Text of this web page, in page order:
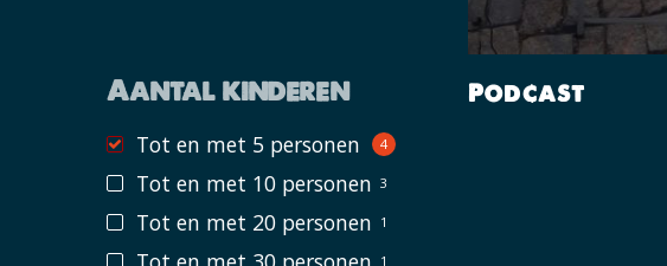
Aantal kinderen
Tot en met 5 personen 4
Tot en met 10 personen 3
Tot en met 20 personen 1
1
Podcast